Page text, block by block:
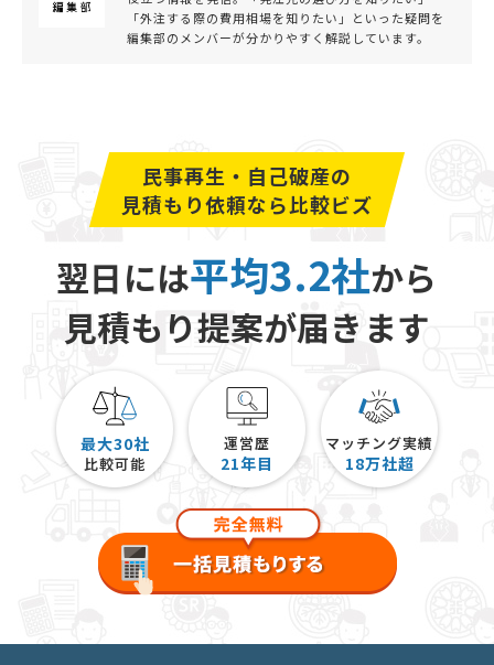
てくれるかもしれません。
「外注する際の費用相場を知りたい」といった疑問を
編集部のメンバーが分かりやすく解説しています。
民事再生・自己破産の
見積もり依頼なら比較ビズ
翌日には平均3.2社から
見積もり提案が届きます
最大30社
比較可能
運営歴
21年目
マッチング実績
18万社超